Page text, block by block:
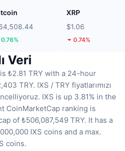
0.76%
XRP
$1.06
0.74%
Veri
is ₺2.81 TRY with a 24-hour
TRY. IXS / TRY fiyatlarımızı
IXS is up 3.81% in the
CoinMarketCap ranking is
of ₺506,087,549 TRY. It has a
IXS coins and a max.
coins.